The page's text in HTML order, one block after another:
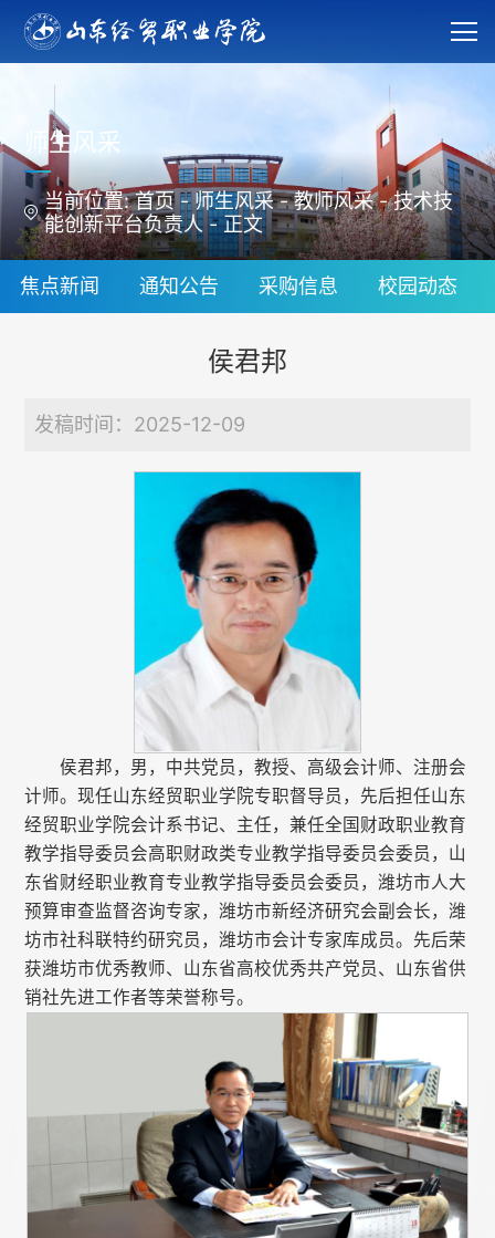
师生风采
当前位置:首页 -师生风采-教师风采-技术技
能创新平台负责人-正文
焦点新闻 通知公告 采购信息 校园动态
侯君邦
发稿时间：2025-12-09
侯君邦，男，中共党员，教授、高级会计师、注册会
计师。现任山东经贸职业学院专职督导员，先后担任山东
经贸职业学院会计系书记、主任，兼任全国财政职业教育
教学指导委员会高职财政类专业教学指导委员会委员，山
东省财经职业教育专业教学指导委员会委员，潍坊市人大
预算审查监督咨询专家，潍坊市新经济研究会副会长，潍
坊市社科联特约研究员，潍坊市会计专家库成员。先后荣
获潍坊市优秀教师、山东省高校优秀共产党员、山东省供
销社先进工作者等荣誉称号。